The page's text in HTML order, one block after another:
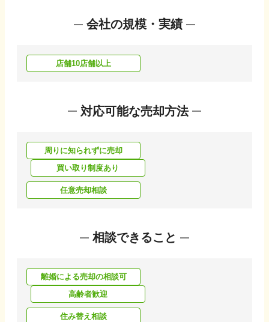
会社の規模・実績
店舗10店舗以上
対応可能な売却方法
周りに知られずに売却
買い取り制度あり
任意売却相談
相談できること
離婚による売却の相談可
高齢者歓迎
住み替え相談